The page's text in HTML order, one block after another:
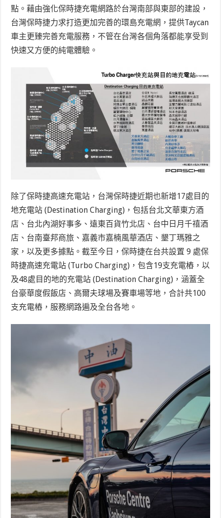
點。藉由強化保時捷充電網路於台灣南部與東部的建設，
台灣保時捷力求打造更加完善的環島充電網，提供Taycan
車主更臻完善充電服務，不管在台灣各個角落都能享受到
快速又方便的純電體驗。
除了保時捷高速充電站，台灣保時捷近期也新增17處目的
地充電站 (Destination Charging)，包括台北文華東方酒
店、台北內湖好事多、遠東百貨竹北店、台中日月千禧酒
店、台南臺邦商旅、嘉義市嘉楠風華酒店、墾丁瑪雅之
家，以及更多據點。截至今日，保時捷在台共設置 9 處保
時捷高速充電站 (Turbo Charging)，包含19支充電樁，以
及48處目的地的充電站 (Destination Charging)，涵蓋全
台豪華度假飯店、高爾夫球場及賽車場等地，合計共100
支充電樁，服務網路遍及全台各地。